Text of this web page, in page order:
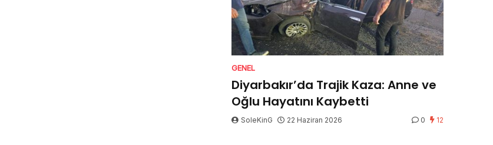
GENEL
Diyarbakır’da Trajik Kaza: Anne ve
Oğlu Hayatını Kaybetti
SoleKinG 22 Haziran 2026 0 12